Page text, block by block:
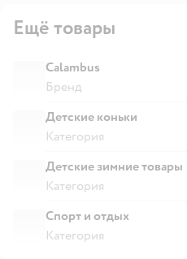
Ещё товары
Calambus
Бренд
Детские коньки
Категория
Детские зимние товары
Категория
Спорт и отдых
Категория